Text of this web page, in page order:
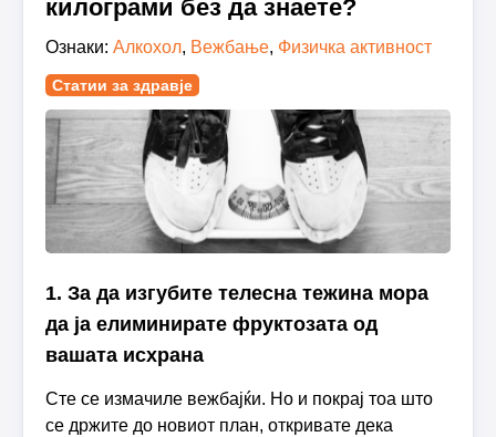
килограми без да знаете?
Ознаки: Алкохол, Вежбање, Физичка активност
Статии за здравје
1. За да изгубите телесна тежина мора
да ја елиминирате фруктозата од
вашата исхрана
Сте се измачиле вежбајќи. Но и покрај тоа што
се држите до новиот план, откривате дека